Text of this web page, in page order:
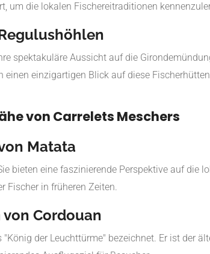
um die lokalen Fischereitraditionen
spektakuläre Aussicht auf die
einen einzigartigen Blick auf diese
von Carrelets Meschers
Matata
bieten eine faszinierende Perspektive auf die
Fischer in früheren Zeiten.
Cordouan
der Leuchttürme" bezeichnet. Er ist der